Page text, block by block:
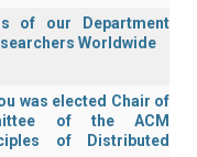
of our Department
Worldwide
was elected Chair of
of the ACM
of Distributed